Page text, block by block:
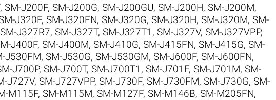
, SM-J200F, SM-J200G, SM-J200GU, SM-J200H, SM-J200M,
J320F, SM-J320FN, SM-J320G, SM-J320H, SM-J320M, SM-
SM-J327R7, SM-J327T, SM-J327T1 , SM-J327V, SM-J327VPP,
J400F, SM-J400M, SM-J410G, SM-J415FN, SM-J415G, SM-
J530FM, SM-J530G, SM-J530GM, SM-J600F, SM-J600FN,
J700P, SM-J700T, SM-J700T1 , SM-J701F, SM-J701M, SM-
J727V, SM-J727VPP, SM-J730F, SM-J730FM, SM-J730G, SM-
M115F, SM-M115M, SM-M127F, SM-M146B, SM-M205FN,